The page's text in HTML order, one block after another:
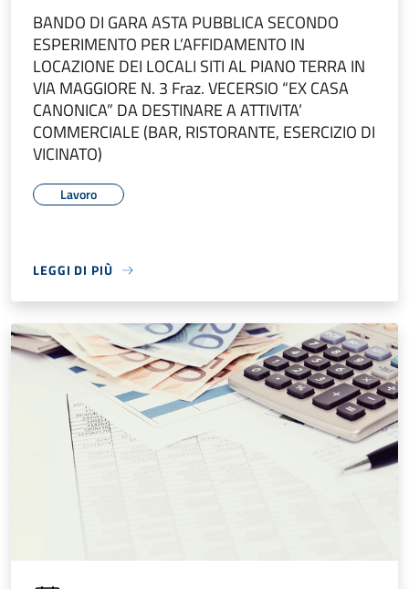
BANDO DI GARA ASTA PUBBLICA SECONDO
ESPERIMENTO PER L’AFFIDAMENTO IN
LOCAZIONE DEI LOCALI SITI AL PIANO TERRA IN
VIA MAGGIORE N. 3 Fraz. VECERSIO “EX CASA
CANONICA” DA DESTINARE A ATTIVITA’
COMMERCIALE (BAR, RISTORANTE, ESERCIZIO DI
VICINATO)
Lavoro
LEGGI DI PIÙ